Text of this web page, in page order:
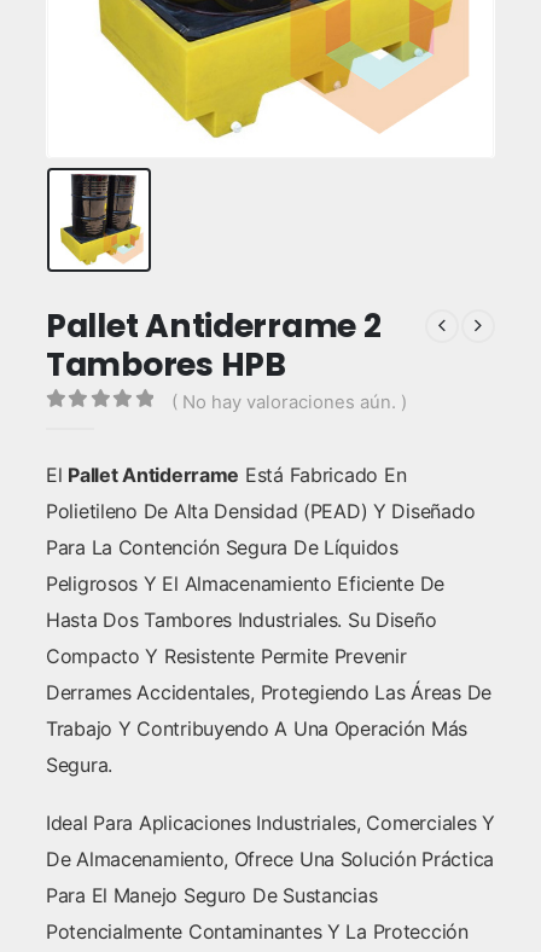
Pallet Antiderrame 2
Tambores HPB
( No hay valoraciones aún. )
El Pallet Antiderrame Está Fabricado En
Polietileno De Alta Densidad (PEAD) Y Diseñado
Para La Contención Segura De Líquidos
Peligrosos Y El Almacenamiento Eficiente De
Hasta Dos Tambores Industriales. Su Diseño
Compacto Y Resistente Permite Prevenir
Derrames Accidentales, Protegiendo Las Áreas De
Trabajo Y Contribuyendo A Una Operación Más
Segura.
Ideal Para Aplicaciones Industriales, Comerciales Y
De Almacenamiento, Ofrece Una Solución Práctica
Para El Manejo Seguro De Sustancias
Potencialmente Contaminantes Y La Protección